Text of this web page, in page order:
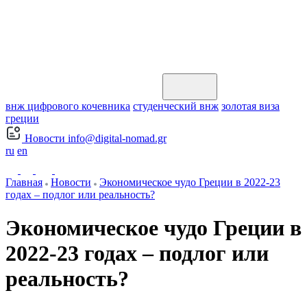
внж цифрового кочевника студенческий внж золотая виза
греции
Новости info@digital-nomad.gr
ru en
Главная Новости
Экономическое чудо Греции в 2022-23
годах – подлог или реальность?
Экономическое чудо Греции в
2022-23 годах – подлог или
реальность?